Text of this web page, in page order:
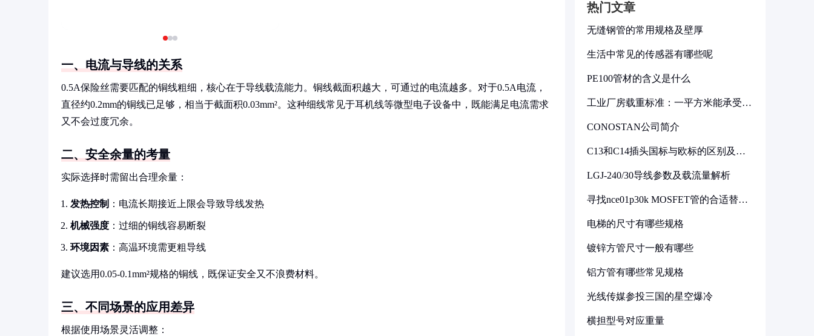
一、电流与导线的关系
0.5A保险丝需要匹配的铜线粗细，核心在于导线载流能力。铜线截面积越大，可通过的电流越多。对于0.5A电流，
直径约0.2mm的铜线已足够，相当于截面积0.03mm²。这种细线常见于耳机线等微型电子设备中，既能满足电流需求
又不会过度冗余。
二、安全余量的考量
实际选择时需留出合理余量：
发热控制 ：电流长期接近上限会导致导线发热
机械强度 ：过细的铜线容易断裂
环境因素 ：高温环境需更粗导线
建议选用0.05-0.1mm²规格的铜线，既保证安全又不浪费材料。
三、不同场景的应用差异
根据使用场景灵活调整：
热门文章
无缝钢管的常用规格及壁厚
生活中常见的传感器有哪些呢
PE100管材的含义是什么
工业厂房载重标准：一平方米能承受多
CONOSTAN公司简介
C13和C14插头国标与欧标的区别及其
LGJ-240/30导线参数及载流量解析
寻找nce01p30k MOSFET管的合适替代
电梯的尺寸有哪些规格
镀锌方管尺寸一般有哪些
铝方管有哪些常见规格
光线传媒参投三国的星空爆冷
横担型号对应重量